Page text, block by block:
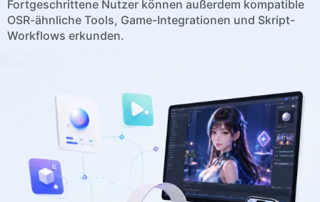
Fortgeschrittene Nutzer können außerdem kompatible
OSR-ähnliche Tools, Game-Integrationen und Skript-
Workflows erkunden.